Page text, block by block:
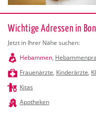
Wichtige Adressen in
Jetzt in Ihrer Nähe suchen:
Hebammen,
Frauenärzte, Kinderärzte,
Kitas
Apotheken